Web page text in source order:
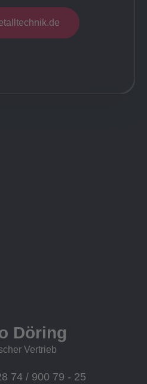
Döring
Vertrieb
74 / 900 79 - 25